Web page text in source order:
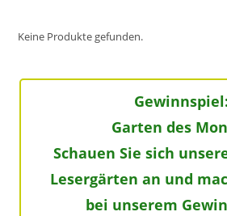
Keine Produkte gefunden.
Gewinnspiel:
Garten des
Schauen Sie sich
Lesergärten an und
bei unserem